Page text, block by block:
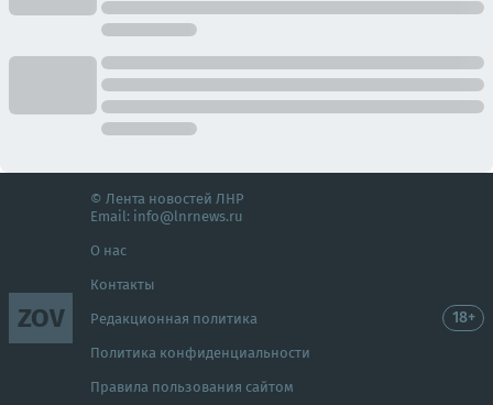
ZOV
© Лента новостей ЛНР
Email: info@lnrnews.ru
О нас
Контакты
Редакционная политика
Политика конфиденциальности
Правила пользования сайтом
18+